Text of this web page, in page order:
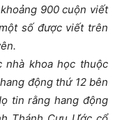
900 cuộn viết
số được viết trên
nhà khoa học thuộc
động thứ 12 bên
tin rằng hang động